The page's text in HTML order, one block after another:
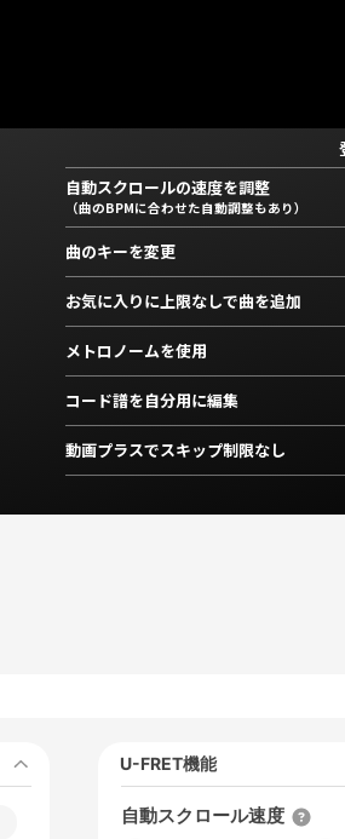
自動スクロールの速度を調整
（曲のBPMに合わせた自動調整もあり）
曲のキーを変更
お気に入りに上限なしで曲を追加
メトロノームを使用
コード譜を自分用に編集
動画プラスでスキップ制限なし
U-FRET機能
自動スクロール速度